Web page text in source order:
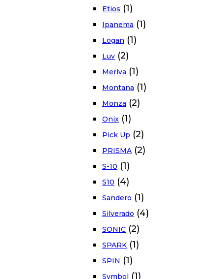
Etios (1)
Ipanema (1)
Logan (1)
Luv (2)
Meriva (1)
Montana (1)
Monza (2)
Onix (1)
Pick Up (2)
PRISMA (2)
S-10 (1)
S10 (4)
Sandero (1)
Silverado (4)
SONIC (2)
SPARK (1)
SPIN (1)
Symbol (1)